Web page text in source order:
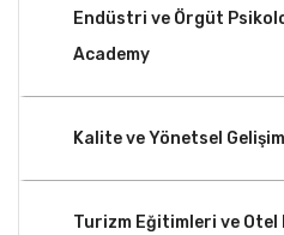
Endüstri ve Örgüt
Academy
Kalite ve Yönetsel
Turizm Eğitimleri ve Otel